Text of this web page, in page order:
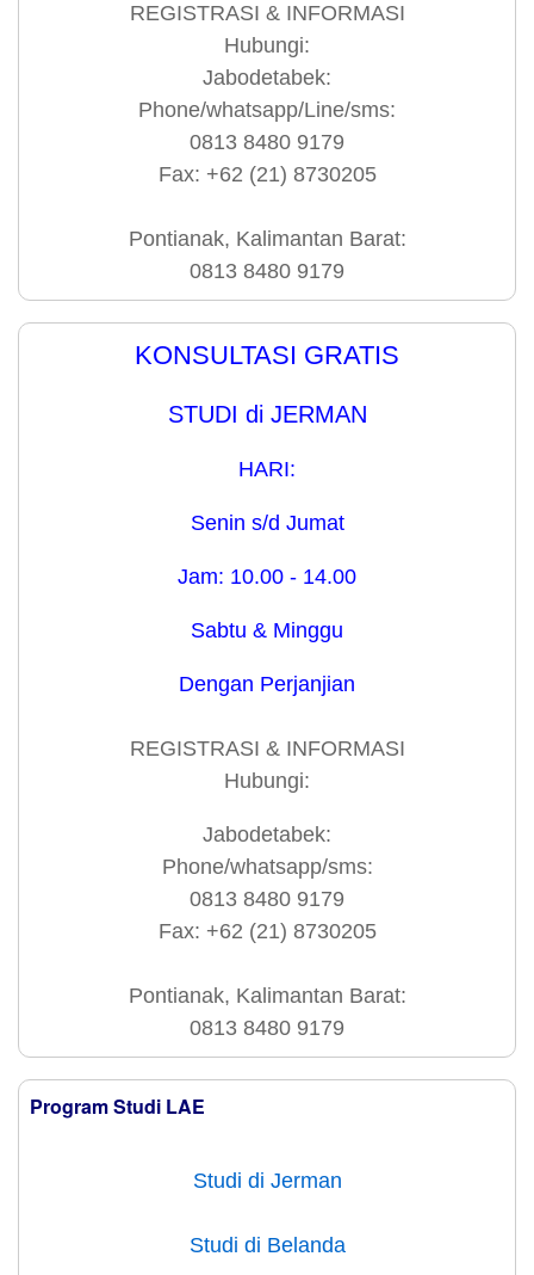
REGISTRASI & INFORMASI
Hubungi:
Jabodetabek:
Phone/whatsapp/Line/sms:
0813 8480 9179
Fax: +62 (21) 8730205
Pontianak, Kalimantan Barat:
0813 8480 9179
KONSULTASI GRATIS
STUDI di JERMAN
HARI:
Senin s/d Jumat
Jam: 10.00 - 14.00
Sabtu & Minggu
Dengan Perjanjian
REGISTRASI & INFORMASI
Hubungi:
Jabodetabek:
Phone/whatsapp/sms:
0813 8480 9179
Fax: +62 (21) 8730205
Pontianak, Kalimantan Barat:
0813 8480 9179
Program Studi LAE
Studi di Jerman
Studi di Belanda